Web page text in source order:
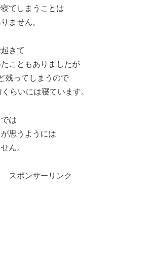
てしまうことは
ません。
きて
こともありましたが
残ってしまうので
らいには寝ています。
は
思うようには
ん。
スポンサーリンク